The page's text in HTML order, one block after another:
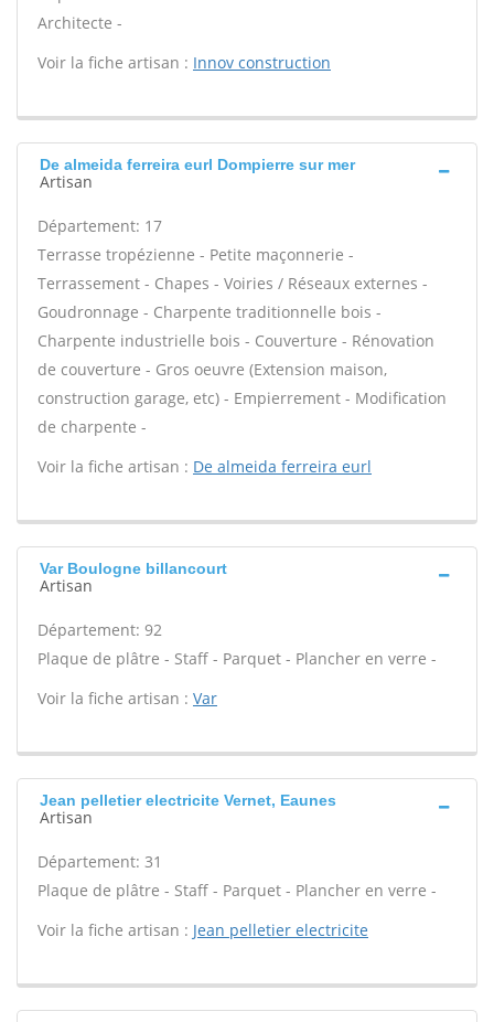
Architecte -
Voir la fiche artisan : Innov construction
De almeida ferreira eurl Dompierre sur mer
Artisan
Département: 17
Terrasse tropézienne - Petite maçonnerie -
Terrassement - Chapes - Voiries / Réseaux externes -
Goudronnage - Charpente traditionnelle bois -
Charpente industrielle bois - Couverture - Rénovation
de couverture - Gros oeuvre (Extension maison,
construction garage, etc) - Empierrement - Modification
de charpente -
Voir la fiche artisan : De almeida ferreira eurl
Var Boulogne billancourt
Artisan
Département: 92
Plaque de plâtre - Staff - Parquet - Plancher en verre -
Voir la fiche artisan : Var
Jean pelletier electricite Vernet, Eaunes
Artisan
Département: 31
Plaque de plâtre - Staff - Parquet - Plancher en verre -
Voir la fiche artisan : Jean pelletier electricite